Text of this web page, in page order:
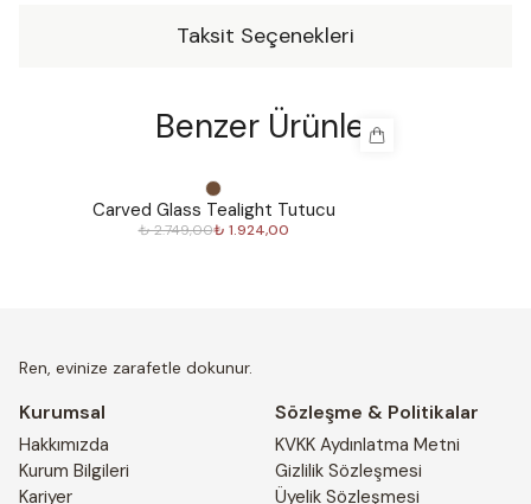
Taksit Seçenekleri
Benzer Ürünler
Carved Glass Tealight Tutucu
₺ 2.749,00₺ 1.924,00
Ren, evinize zarafetle dokunur.
Kurumsal
Hakkımızda
Kurum Bilgileri
Kariyer
Sözleşme & Politikalar
KVKK Aydınlatma Metni
Gizlilik Sözleşmesi
Üyelik Sözleşmesi